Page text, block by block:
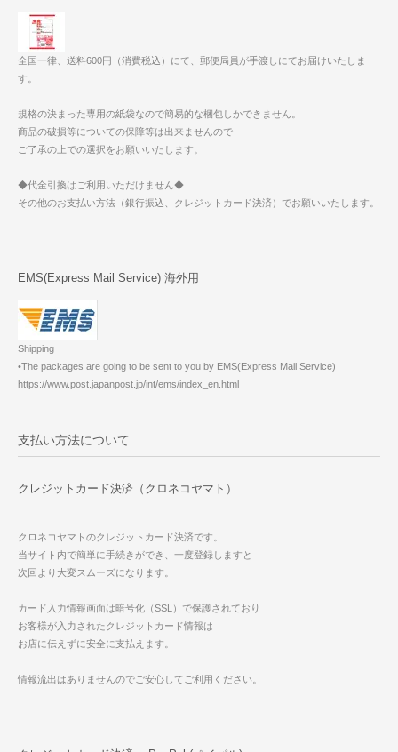
全国一律、送料600円（消費税込）にて、郵便局員が手渡しにてお届けいたしま
す。
規格の決まった専用の紙袋なので簡易的な梱包しかできません。
商品の破損等についての保障等は出来ませんので
ご了承の上での選択をお願いいたします。
◆代金引換はご利用いただけません◆
その他のお支払い方法（銀行振込、クレジットカード決済）でお願いいたします。
EMS(Express Mail Service) 海外用
Shipping
•The packages are going to be sent to you by EMS(Express Mail Service)
https://www.post.japanpost.jp/int/ems/index_en.html
支払い方法について
クレジットカード決済（クロネコヤマト）
クロネコヤマトのクレジットカード決済です。
当サイト内で簡単に手続きができ、一度登録しますと
次回より大変スムーズになります。
カード入力情報画面は暗号化（SSL）で保護されており
お客様が入力されたクレジットカード情報は
お店に伝えずに安全に支払えます。
情報流出はありませんのでご安心してご利用ください。